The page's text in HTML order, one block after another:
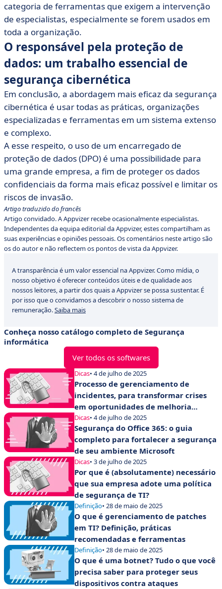
categoria de ferramentas que exigem a intervenção
de especialistas, especialmente se forem usados em
toda a organização.
O responsável pela proteção de
dados: um trabalho essencial de
segurança cibernética
Em conclusão, a abordagem mais eficaz da segurança
cibernética é usar todas as práticas, organizações
especializadas e ferramentas em um sistema extenso
e complexo.
A esse respeito, o uso de um encarregado de
proteção de dados (DPO) é uma possibilidade para
uma grande empresa, a fim de proteger os dados
confidenciais da forma mais eficaz possível e limitar os
riscos de invasão.
Artigo traduzido do francês
Artigo convidado. A Appvizer recebe ocasionalmente especialistas.
Independentes da equipa editorial da Appvizer, estes compartilham as
suas experiências e opiniões pessoais. Os comentários neste artigo são
os do autor e não reflectem os pontos de vista da Appvizer.
A transparência é um valor essencial na Appvizer. Como mídia, o
nosso objetivo é oferecer conteúdos úteis e de qualidade aos
nossos leitores, a partir dos quais a Appvizer se possa sustentar. É
por isso que o convidamos a descobrir o nosso sistema de
remuneração.Saiba mais
Conheça nosso catálogo completo de Segurança
informática
Ver todos os softwares
Dicas• 4 de julho de 2025
Processo de gerenciamento de
incidentes, para transformar crises
em oportunidades de melhoria
contínua
Dicas• 4 de julho de 2025
Segurança do Office 365: o guia
completo para fortalecer a segurança
de seu ambiente Microsoft
Dicas• 3 de julho de 2025
Por que é (absolutamente) necessário
que sua empresa adote uma política
de segurança de TI?
Definição• 28 de maio de 2025
O que é gerenciamento de patches
em TI? Definição, práticas
recomendadas e ferramentas
Definição• 28 de maio de 2025
O que é uma botnet? Tudo o que você
precisa saber para proteger seus
dispositivos contra ataques